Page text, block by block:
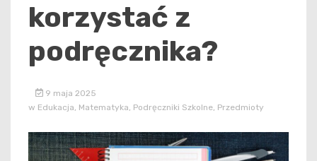
korzystać z
podręcznika?
9 maja 2025
w Edukacja Matematyka Podręczniki Szkolne Przedmioty